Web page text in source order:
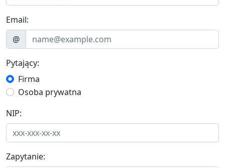
Email:
@
Pytający:
Firma
Osoba prywatna
NIP:
Zapytanie: